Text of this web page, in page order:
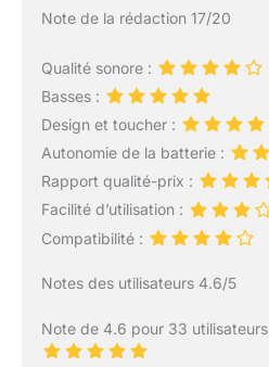
Note de la rédaction 17/20
Qualité sonore :
Basses :
Design et toucher :
Autonomie de la batterie :
Rapport qualité-prix :
Facilité d’utilisation :
Compatibilité :
Notes des utilisateurs 4.6/5
Note de 4.6 pour 33 utilisateurs